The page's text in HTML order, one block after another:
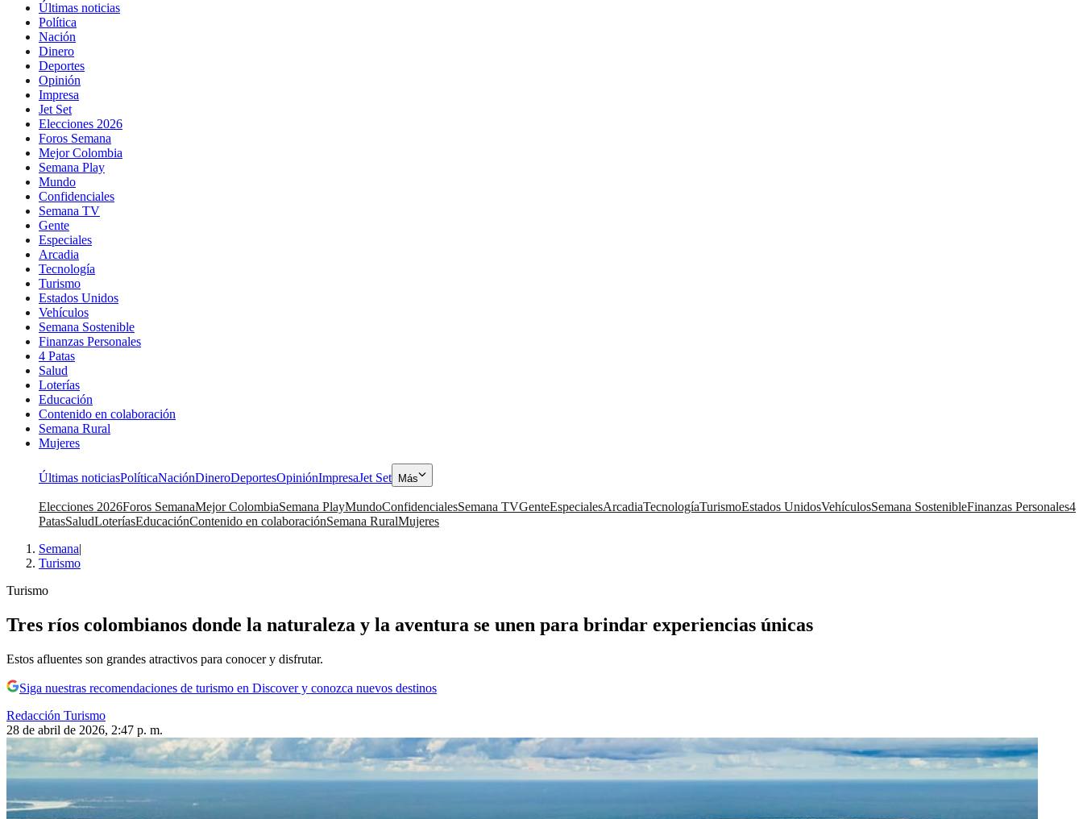
Últimas noticias
Política
Nación
Dinero
Deportes
Opinión
Impresa
Jet Set
Elecciones 2026
Foros Semana
Mejor Colombia
Semana Play
Mundo
Confidenciales
Semana TV
Gente
Especiales
Arcadia
Tecnología
Turismo
Estados Unidos
Vehículos
Semana Sostenible
Finanzas Personales
4 Patas
Salud
Loterías
Educación
Contenido en colaboración
Semana Rural
Mujeres
Últimas noticiasPolíticaNaciónDineroDeportesOpiniónImpresaJet Set Más
Elecciones 2026Foros SemanaMejor ColombiaSemana PlayMundoConfidencialesSemana TVGenteEspecialesArcadiaTecnologíaTurismoEstados UnidosVehículosSemana SostenibleFinanzas Personales4
PatasSaludLoteríasEducaciónContenido en colaboraciónSemana RuralMujeres
Semana|
Turismo
Turismo
Tres ríos colombianos donde la naturaleza y la aventura se unen para brindar experiencias únicas
Estos afluentes son grandes atractivos para conocer y disfrutar.
Siga nuestras recomendaciones de turismo en Discover y conozca nuevos destinos
Redacción Turismo
28 de abril de 2026, 2:47 p. m.